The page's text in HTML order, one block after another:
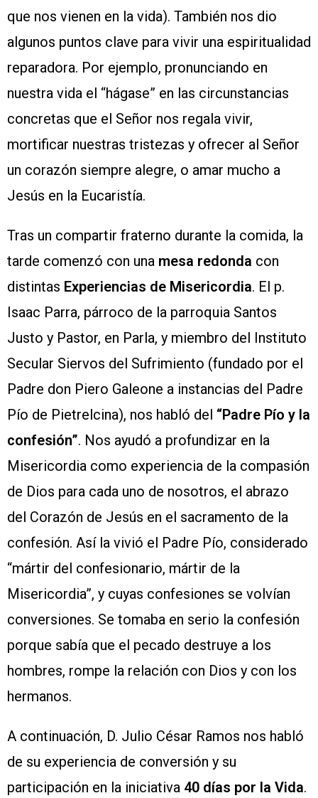
que nos vienen en la vida). También nos dio
algunos puntos clave para vivir una espiritualidad
reparadora. Por ejemplo, pronunciando en
nuestra vida el “hágase” en las circunstancias
concretas que el Señor nos regala vivir,
mortificar nuestras tristezas y ofrecer al Señor
un corazón siempre alegre, o amar mucho a
Jesús en la Eucaristía.
Tras un compartir fraterno durante la comida, la
tarde comenzó con una mesa redonda con
distintas Experiencias de Misericordia. El p.
Isaac Parra, párroco de la parroquia Santos
Justo y Pastor, en Parla, y miembro del Instituto
Secular Siervos del Sufrimiento (fundado por el
Padre don Piero Galeone a instancias del Padre
Pío de Pietrelcina), nos habló del “Padre Pío y la
confesión”. Nos ayudó a profundizar en la
Misericordia como experiencia de la compasión
de Dios para cada uno de nosotros, el abrazo
del Corazón de Jesús en el sacramento de la
confesión. Así la vivió el Padre Pío, considerado
“mártir del confesionario, mártir de la
Misericordia”, y cuyas confesiones se volvían
conversiones. Se tomaba en serio la confesión
porque sabía que el pecado destruye a los
hombres, rompe la relación con Dios y con los
hermanos.
A continuación, D. Julio César Ramos nos habló
de su experiencia de conversión y su
participación en la iniciativa 40 días por la Vida.